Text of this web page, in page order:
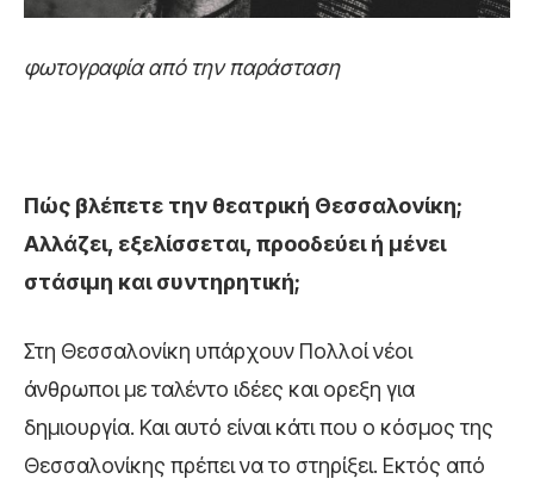
φωτογραφία από την παράσταση
Πώς βλέπετε την θεατρική Θεσσαλονίκη;
Αλλάζει, εξελίσσεται, προοδεύει ή μένει
στάσιμη και συντηρητική;
Στη Θεσσαλονίκη υπάρχουν Πολλοί νέοι
άνθρωποι με ταλέντο ιδέες και ορεξη για
δημιουργία. Και αυτό είναι κάτι που ο κόσμος της
Θεσσαλονίκης πρέπει να το στηρίξει. Εκτός από